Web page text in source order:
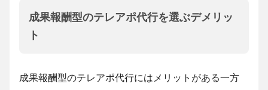
成果報酬型のテレアポ代行を選ぶデメリッ
ト
成果報酬型のテレアポ代行にはメリットがある一方